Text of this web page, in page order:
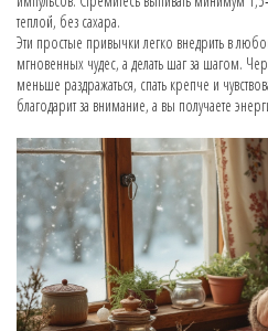
теплой, без сахара.
Эти простые привычки легко внедрить в
мгновенных чудес, а делать шаг за шагом.
меньше раздражаться, спать крепче и
благодарит за внимание, а вы получаете